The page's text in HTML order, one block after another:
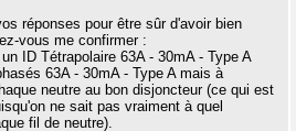
réponses pour être sûr d'avoir bien
vous me confirmer :
ID Tétrapolaire 63A - 30mA - Type A
63A - 30mA - Type A mais à
neutre au bon disjoncteur (ce qui est
ne sait pas vraiment à quel
fil de neutre).